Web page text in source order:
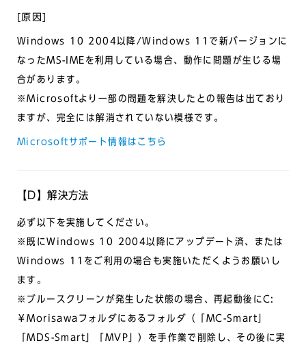
[原因]
Windows 10 2004以降/Windows 11で新バージョンに
なったMS-IMEを利用している場合、動作に問題が生じる場
合があります。
※Microsoftより一部の問題を解決したとの報告は出ており
ますが、完全には解消されていない模様です。
Microsoftサポート情報はこちら
【D】解決方法
必ず以下を実施してください。
※既にWindows 10 2004以降にアップデート済、または
Windows 11をご利用の場合も実施いただくようお願いし
ます。
※ブルースクリーンが発生した状態の場合、再起動後にC:
￥Morisawaフォルダにあるフォルダ（「MC-Smart」
「MDS-Smart」「MVP」）を手作業で削除し、その後に実